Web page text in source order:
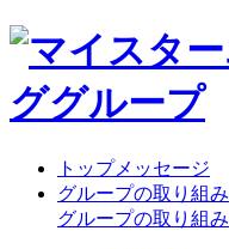
トップメッセージ
グループの取り組み
グループの取り組み